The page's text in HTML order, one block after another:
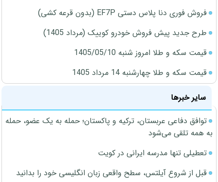
فروش فوری دنا پلاس دستی EF7P (بدون قرعه کشی)
طرح جدید پیش فروش خودرو کوییک (مرداد 1405)
قیمت سکه و طلا امروز شنبه 1405/05/10
قیمت سکه و طلا چهارشنبه 14 مرداد 1405
سایر خبرها
توافق دفاعی عربستان، ترکیه و پاکستان؛ حمله به یک عضو، حمله
به همه تلقی می‌شود
تعطیلی تنها مدرسه ایرانی در کویت
قبل از شروع آیلتس، سطح واقعی زبان انگلیسی خود را بدانید